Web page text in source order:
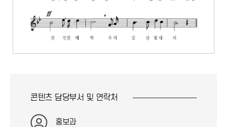
콘텐츠 담당부서 및 연락처
홍보과